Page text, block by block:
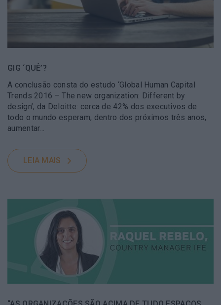
GIG ‘QUÊ’?
A conclusão consta do estudo ‘Global Human Capital
Trends 2016 – The new organization: Different by
design’, da Deloitte: cerca de 42% dos executivos de
todo o mundo esperam, dentro dos próximos três anos,
aumentar…
LEIA MAIS